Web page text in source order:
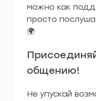
можно как
просто
🌍
общению!
Не упускай